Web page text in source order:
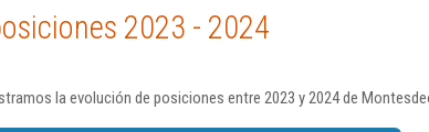
2023 - 2024
la evolución de posiciones entre 2023 y 2024 de